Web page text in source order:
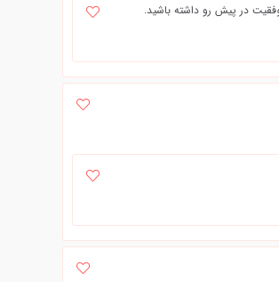
در پیش رو داشته باشید.